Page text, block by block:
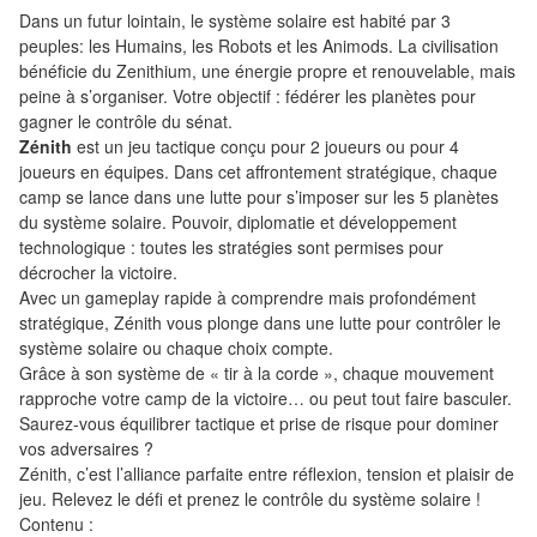
Jeux
de
cartes
à
Collectionner
(TCG)
Les
Classiques
Pour
les
enfants
Pour
la
famille
Dans un futur lointain, le système solaire est habité par 3
peuples: les Humains, les Robots et les Animods. La civilisation
bénéficie du Zenithium, une énergie propre et renouvelable, mais
peine à s’organiser. Votre objectif : fédérer les planètes pour
gagner le contrôle du sénat.
Zénith est un jeu tactique conçu pour 2 joueurs ou pour 4
joueurs en équipes. Dans cet affrontement stratégique, chaque
camp se lance dans une lutte pour s’imposer sur les 5 planètes
du système solaire. Pouvoir, diplomatie et développement
technologique : toutes les stratégies sont permises pour
décrocher la victoire.
Avec un gameplay rapide à comprendre mais profondément
stratégique, Zénith vous plonge dans une lutte pour contrôler le
système solaire ou chaque choix compte.
Grâce à son système de « tir à la corde », chaque mouvement
rapproche votre camp de la victoire… ou peut tout faire basculer.
Saurez-vous équilibrer tactique et prise de risque pour dominer
vos adversaires ?
Zénith, c’est l’alliance parfaite entre réflexion, tension et plaisir de
jeu. Relevez le défi et prenez le contrôle du système solaire !
Contenu :